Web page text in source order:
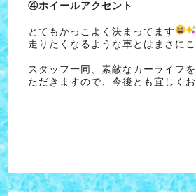
④ホイールアクセント
とてもかっこよく決まってます
走りたくなるような車とはまさに
スタッフ一同、素敵なカーライフ
ただきますので、今後とも宜しくお